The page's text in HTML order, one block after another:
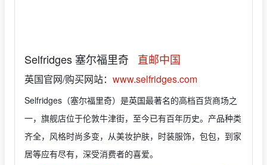
Selfridges 塞尔福里奇 直邮中国
英国官网/购买网站： www.selfridges.com
Selfridges（塞尔福里奇）是英国最著名的高档百货商场之
一，旗舰店位于伦敦牛津街，至今已有百年历史。产品种类
齐全，风格时尚多变，从美妆护肤，时装服饰，包包，到家
居等应有尽有，深受消费者的喜爱。